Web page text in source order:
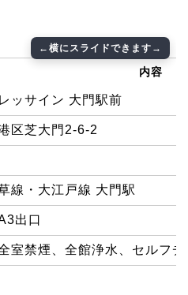
内容
ッサイン 大門駅前
区芝大門2-6-2
線・大江戸線 大門駅
出口
室禁煙、全館浄水、セルフ